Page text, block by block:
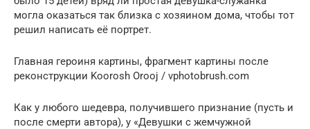
могла оказаться так близка с хозяином дома, чтобы тот
решил написать её портрет.
Главная героиня картины, фрагмент картины после
реконструкции Koorosh Orooj / vphotobrush.com
Как у любого шедевра, получившего признание (пусть и
после смерти автора), у «Девушки с жемчужной